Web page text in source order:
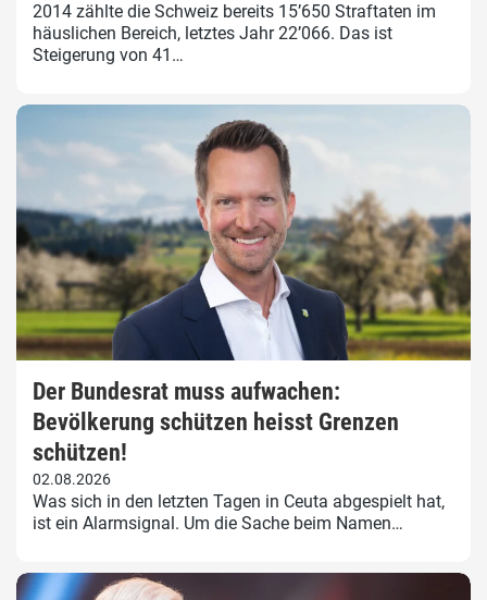
2014 zählte die Schweiz bereits 15’650 Straftaten im
häuslichen Bereich, letztes Jahr 22’066. Das ist
Steigerung von 41…
Der Bundesrat muss aufwachen:
Bevölkerung schützen heisst Grenzen
schützen!
02.08.2026
Was sich in den letzten Tagen in Ceuta abgespielt hat,
ist ein Alarmsignal. Um die Sache beim Namen…